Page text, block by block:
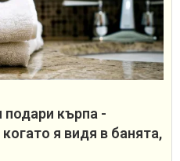
кърпа -
я видя в банята,